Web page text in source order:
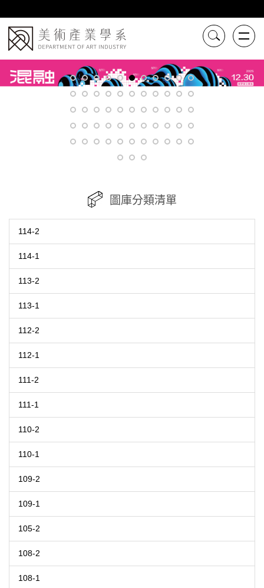
到
主
要
內
容
區
圖庫分類清單
114-2
114-1
113-2
113-1
112-2
112-1
111-2
111-1
110-2
110-1
109-2
109-1
105-2
108-2
108-1